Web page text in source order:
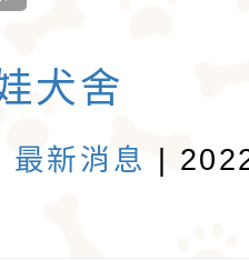
的體型廣
犬犬不僅
犬，同時
防範本能
氣質。
花束裡，
娜‧芭蒂（
後者對外
喻戶曉的
犬舍
最新消息
|